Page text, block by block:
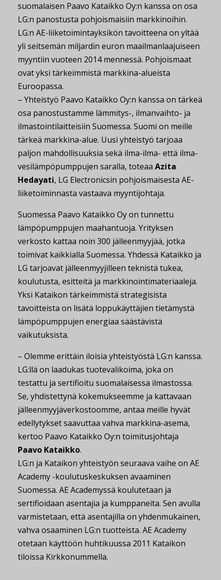
suomalaisen Paavo Kataikko Oy:n kanssa on osa
LG:n panostusta pohjoismaisiin markkinoihin.
LG:n AE-liiketoimintayksikön tavoitteena on yltää
yli seitsemän miljardin euron maailmanlaajuiseen
myyntiin vuoteen 2014 mennessä. Pohjoismaat
ovat yksi tärkeimmistä markkina-alueista
Euroopassa.
– Yhteistyö Paavo Kataikko Oy:n kanssa on tärkeä
osa panostustamme lämmitys-, ilmanvaihto- ja
ilmastointilaitteisiin Suomessa. Suomi on meille
tärkeä markkina-alue. Uusi yhteistyö tarjoaa
paljon mahdollisuuksia sekä ilma-ilma- että ilma-
vesilämpöpumppujen saralla, toteaa Azita
Hedayati, LG Electronicsin pohjoismaisesta AE-
liiketoiminnasta vastaava myyntijohtaja.
Suomessa Paavo Kataikko Oy on tunnettu
lämpöpumppujen maahantuoja. Yrityksen
verkosto kattaa noin 300 jälleenmyyjää, jotka
toimivat kaikkialla Suomessa. Yhdessä Kataikko ja
LG tarjoavat jälleenmyyjilleen teknistä tukea,
koulutusta, esitteitä ja markkinointimateriaaleja.
Yksi Kataikon tärkeimmistä strategisista
tavoitteista on lisätä loppukäyttäjien tietämystä
lämpöpumppujen energiaa säästävistä
vaikutuksista.
– Olemme erittäin iloisia yhteistyöstä LG:n kanssa.
LG:llä on laadukas tuotevalikoima, joka on
testattu ja sertifioitu suomalaisessa ilmastossa.
Se, yhdistettynä kokemukseemme ja kattavaan
jälleenmyyjäverkostoomme, antaa meille hyvät
edellytykset saavuttaa vahva markkina-asema,
kertoo Paavo Kataikko Oy:n toimitusjohtaja
Paavo Kataikko.
LG:n ja Kataikon yhteistyön seuraava vaihe on AE
Academy -koulutuskeskuksen avaaminen
Suomessa. AE Academyssä koulutetaan ja
sertifioidaan asentajia ja kumppaneita. Sen avulla
varmistetaan, että asentajilla on yhdenmukainen,
vahva osaaminen LG:n tuotteista. AE Academy
otetaan käyttöön huhtikuussa 2011 Kataikon
tiloissa Kirkkonummella.